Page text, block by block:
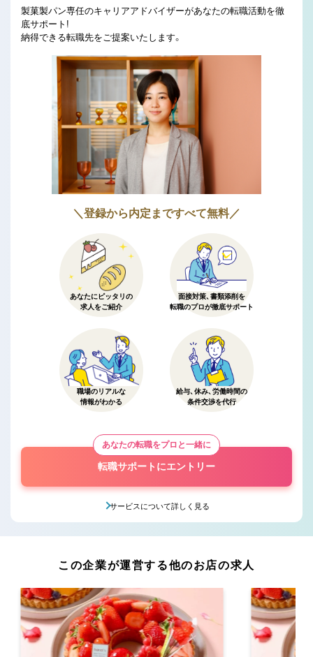
製菓製パン専任のキャリアアドバイザーがあなたの転職活動を徹
底サポート!
納得できる転職先をご提案いたします。
＼登録から内定まですべて無料／
あなたにピッタリの
求人をご紹介
面接対策、書類添削を
転職のプロが徹底サポート
職場のリアルな
情報がわかる
給与、休み、労働時間の
条件交渉を代行
あなたの転職をプロと一緒に
転職サポートにエントリー
サービスについて詳しく見る
この企業が運営する他のお店の求人